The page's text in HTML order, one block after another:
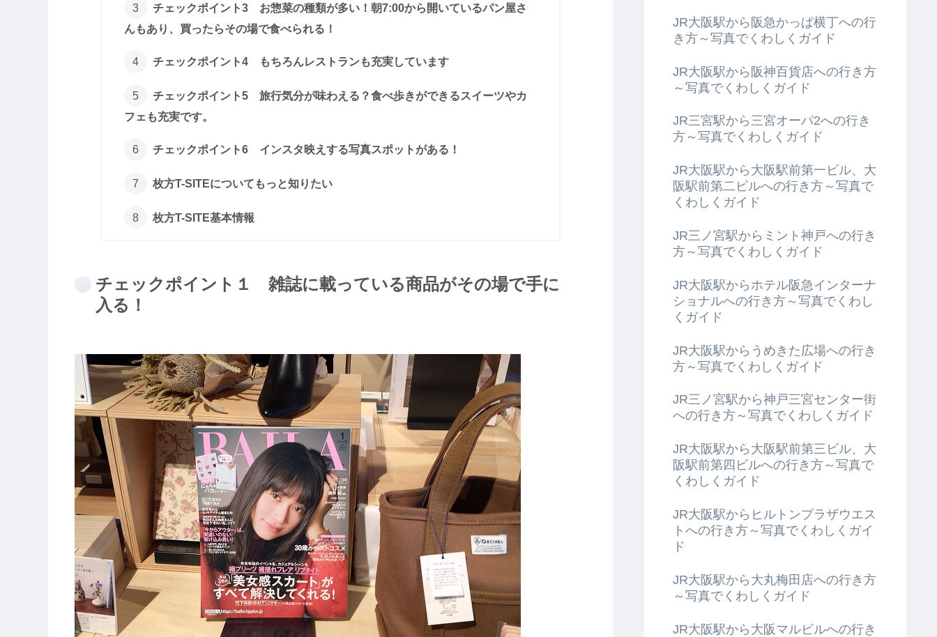
チェックポイント3 お惣菜の種類が多い！朝7:00から開いているパン屋さ
んもあり、買ったらその場で食べられる！
チェックポイント4 もちろんレストランも充実しています
チェックポイント5 旅行気分が味わえる？食べ歩きができるスイーツやカ
フェも充実です。
チェックポイント6 インスタ映えする写真スポットがある！
枚方T-SITEについてもっと知りたい
枚方T-SITE基本情報
チェックポイント１ 雑誌に載っている商品がその場で手に
入る！
JR大阪駅から阪急かっぱ横丁への行
き方～写真でくわしくガイド
JR大阪駅から阪神百貨店への行き方
～写真でくわしくガイド
JR三宮駅から三宮オーパ2への行き
方～写真でくわしくガイド
JR大阪駅から大阪駅前第一ビル、大
阪駅前第二ビルへの行き方～写真で
くわしくガイド
JR三ノ宮駅からミント神戸への行き
方～写真でくわしくガイド
JR大阪駅からホテル阪急インターナ
ショナルへの行き方～写真でくわし
くガイド
JR大阪駅からうめきた広場への行き
方～写真でくわしくガイド
JR三ノ宮駅から神戸三宮センター街
への行き方～写真でくわしくガイド
JR大阪駅から大阪駅前第三ビル、大
阪駅前第四ビルへの行き方～写真で
くわしくガイド
JR大阪駅からヒルトンプラザウエス
トへの行き方～写真でくわしくガイ
ド
JR大阪駅から大丸梅田店への行き方
～写真でくわしくガイド
JR大阪駅から大阪マルビルへの行き